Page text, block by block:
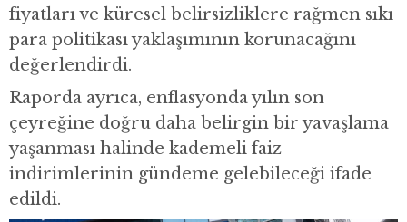
fiyatları ve küresel belirsizliklere rağmen sıkı
para politikası yaklaşımının korunacağını
değerlendirdi.
Raporda ayrıca, enflasyonda yılın son
çeyreğine doğru daha belirgin bir yavaşlama
yaşanması halinde kademeli faiz
indirimlerinin gündeme gelebileceği ifade
edildi.